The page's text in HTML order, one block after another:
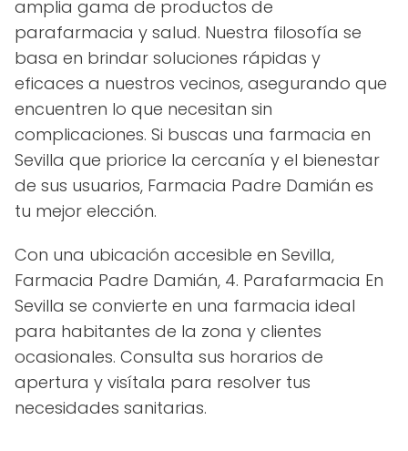
amplia gama de productos de
parafarmacia y salud. Nuestra filosofía se
basa en brindar soluciones rápidas y
eficaces a nuestros vecinos, asegurando que
encuentren lo que necesitan sin
complicaciones. Si buscas una farmacia en
Sevilla que priorice la cercanía y el bienestar
de sus usuarios, Farmacia Padre Damián es
tu mejor elección.
Con una ubicación accesible en Sevilla,
Farmacia Padre Damián, 4. Parafarmacia En
Sevilla se convierte en una farmacia ideal
para habitantes de la zona y clientes
ocasionales. Consulta sus horarios de
apertura y visítala para resolver tus
necesidades sanitarias.